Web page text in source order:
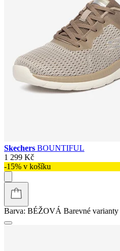
Skechers BOUNTIFUL
1 299 Kč
-15% v košíku
Barva: BÉŽOVÁ Barevné varianty